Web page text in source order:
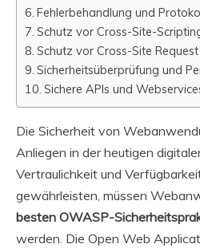
Fehlerbehandlung und
Schutz vor Cross-Site-
Schutz vor Cross-Site
Sicherheitsüberprüfung und
Sichere APIs und
Die Sicherheit von
Anliegen in der heutigen
Vertraulichkeit und
gewährleisten, müssen
besten OWASP-
werden. Die Open Web